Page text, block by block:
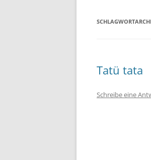
Tatü tata
Schreibe eine